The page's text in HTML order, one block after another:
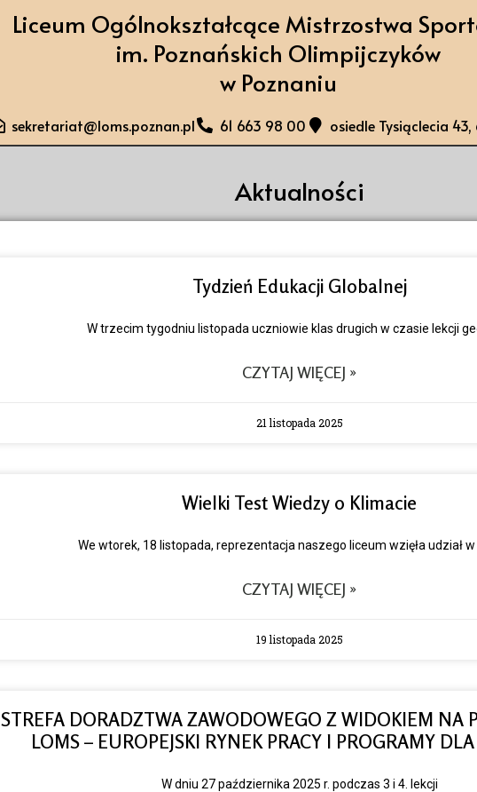
Liceum Ogólnokształcące Mistrzostwa
im. Poznańskich Olimpijczyków
w Poznaniu
sekretariat@loms.poznan.pl 61 663 98 00 osiedle Tysiąclecia 43,
Aktualności
Tydzień Edukacji Globalnej
W trzecim tygodniu listopada uczniowie klas drugich w czasie lekcji
CZYTAJ WIĘCEJ »
21 listopada 2025
Wielki Test Wiedzy o Klimacie
We wtorek, 18 listopada, reprezentacja naszego liceum wzięła udział
CZYTAJ WIĘCEJ »
19 listopada 2025
STREFA DORADZTWA ZAWODOWEGO Z WIDOKIEM NA
LOMS – EUROPEJSKI RYNEK PRACY I PROGRAMY
W dniu 27 października 2025 r. podczas 3 i 4. lekcji